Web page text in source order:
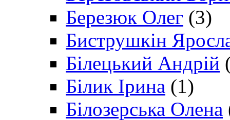
Березюк Олег (3)
Биструшкін
Білецький Андрій
Білик Ірина (1)
Білозерська Олена